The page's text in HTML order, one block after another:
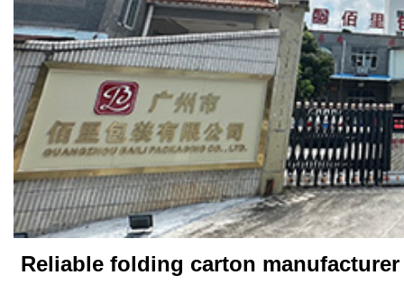
Reliable folding carton manufacturer